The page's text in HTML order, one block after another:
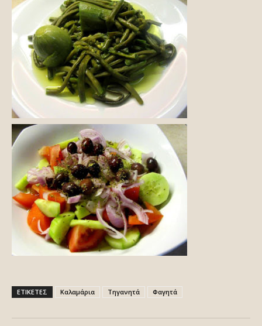
ΕΤΙΚΕΤΕΣ Καλαμάρια Τηγανητά Φαγητά